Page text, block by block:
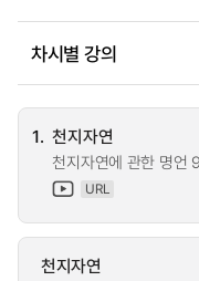
차시별 강의
1. 천지자연
천지자연에 관한 명언
URL
천지자연